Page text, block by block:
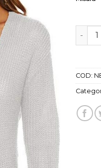
COD: